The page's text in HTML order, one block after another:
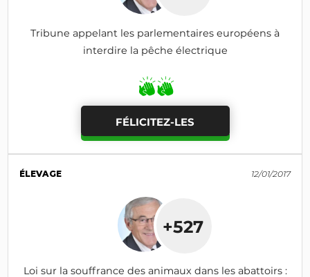
Tribune appelant les parlementaires européens à
interdire la pêche électrique
FÉLICITEZ-LES
ÉLEVAGE 12/01/2017
+527
Loi sur la souffrance des animaux dans les abattoirs :